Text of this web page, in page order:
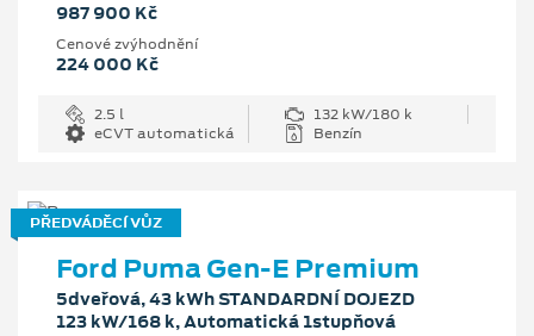
987 900 Kč
Cenové zvýhodnění
224 000 Kč
2.5 l
132 kW/180 k
eCVT automatická
Benzín
PŘEDVÁDĚCÍ VŮZ
Ford Puma Gen-E Premium
5dveřová, 43 kWh STANDARDNÍ DOJEZD
123 kW/168 k, Automatická 1stupňová